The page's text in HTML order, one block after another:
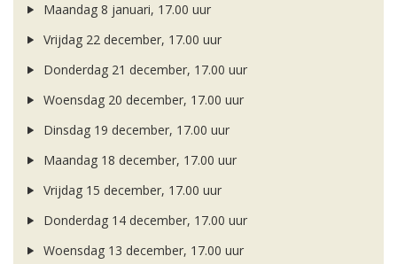
Maandag 8 januari, 17.00 uur
Vrijdag 22 december, 17.00 uur
Donderdag 21 december, 17.00 uur
Woensdag 20 december, 17.00 uur
Dinsdag 19 december, 17.00 uur
Maandag 18 december, 17.00 uur
Vrijdag 15 december, 17.00 uur
Donderdag 14 december, 17.00 uur
Woensdag 13 december, 17.00 uur